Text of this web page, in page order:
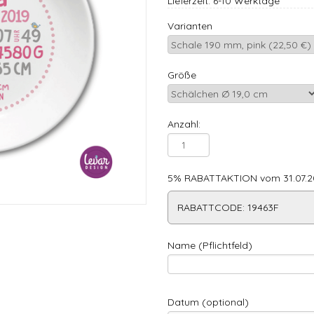
Varianten
Größe
Anzahl:
5% RABATTAKTION vom
RABATTCODE: 19463F
Name (Pflichtfeld)
Datum (optional)